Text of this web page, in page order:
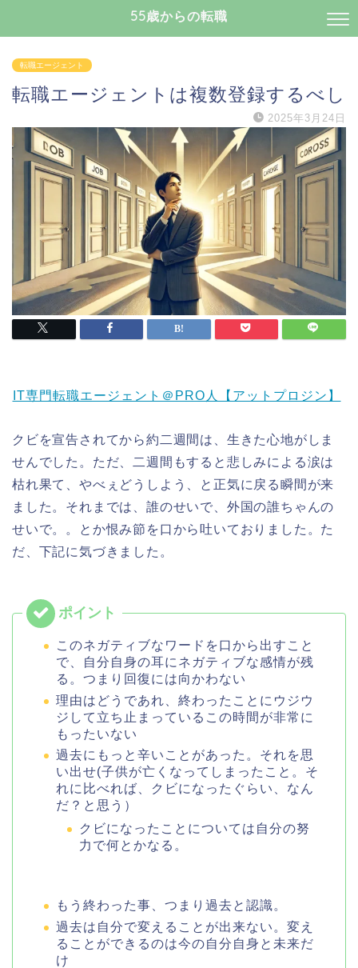
55歳からの転職
転職エージェント
転職エージェントは複数登録するべし
2025年3月24日
IT専門転職エージェント＠PRO人【アットプロジン】
クビを宣告されてから約二週間は、生きた心地がしま
せんでした。ただ、二週間もすると悲しみによる涙は
枯れ果て、やべぇどうしよう、と正気に戻る瞬間が来
ました。それまでは、誰のせいで、外国の誰ちゃんの
せいで。。とか恨み節を口から吐いておりました。た
だ、下記に気づきました。
このネガティブなワードを口から出すこと
で、自分自身の耳にネガティブな感情が残
る。つまり回復には向かわない
理由はどうであれ、終わったことにウジウ
ジして立ち止まっているこの時間が非常に
もったいない
過去にもっと辛いことがあった。それを思
い出せ(子供が亡くなってしまったこと。そ
れに比べれば、クビになったぐらい、なん
だ？と思う）
クビになったことについては自分の努
力で何とかなる。
もう終わった事、つまり過去と認識。
過去は自分で変えることが出来ない。変え
ることができるのは今の自分自身と未来だ
け